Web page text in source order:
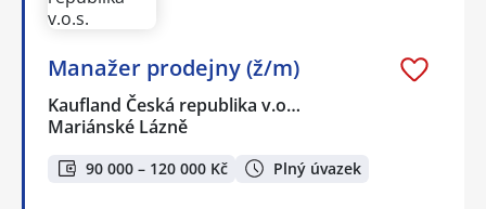
Manažer prodejny (ž/m)
Kaufland Česká republika v.o…
Mariánské Lázně
90 000 – 120 000 Kč Plný úvazek